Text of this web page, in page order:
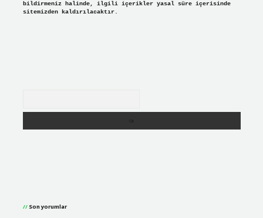
bildirmeniz halinde, ilgili içerikler yasal süre içerisinde
sitemizden kaldırılacaktır.
Son yorumlar